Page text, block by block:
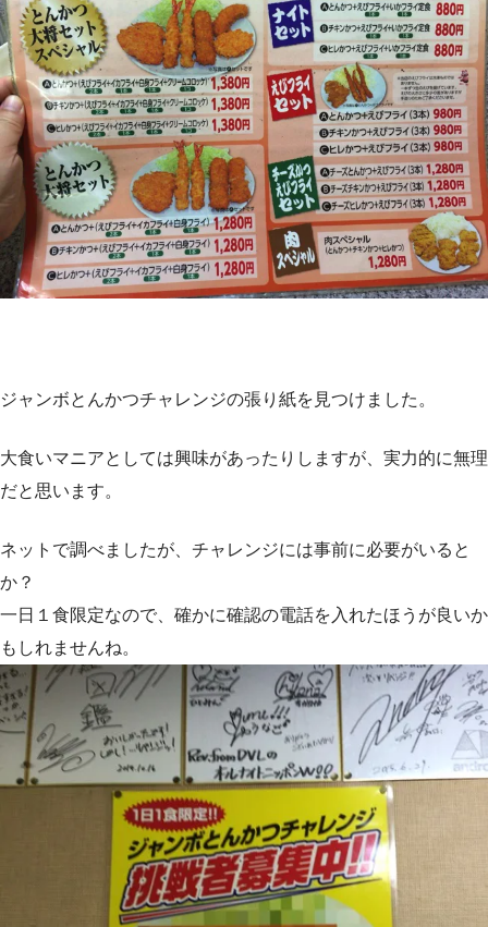
ジャンボとんかつチャレンジの張り紙を見つけました。
大食いマニアとしては興味があったりしますが、実力的に無理
だと思います。
ネットで調べましたが、チャレンジには事前に必要がいると
か？
一日１食限定なので、確かに確認の電話を入れたほうが良いか
もしれませんね。